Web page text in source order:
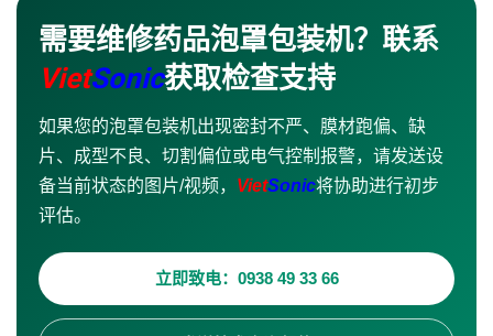
需要维修药品泡罩包装机？联系
VietSonic获取检查支持
如果您的泡罩包装机出现密封不严、膜材跑偏、缺
片、成型不良、切割偏位或电气控制报警，请发送设
备当前状态的图片/视频， VietSonic将协助进行初步
评估。
立即致电：0938 49 33 66